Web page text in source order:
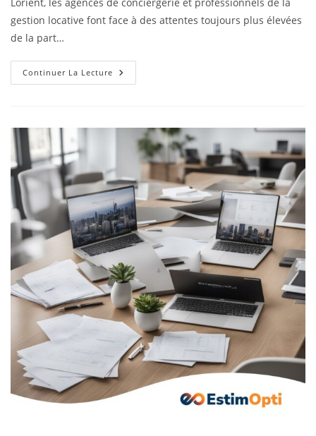
gestion locative font face à des attentes toujours plus élevées
de la part…
Continuer La Lecture